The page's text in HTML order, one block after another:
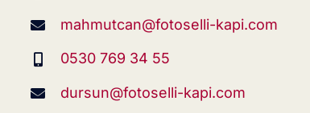
mahmutcan@fotoselli-kapi.com
0530 769 34 55
dursun@fotoselli-kapi.com